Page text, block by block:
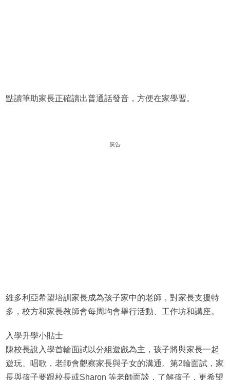
點讀筆助家長正確讀出普通話發音，方便在家學習。
廣告
維多利亞希望培訓家長成為孩子家中的老師，對家長支援特
多，校方和家長教師會每周均會舉行活動、工作坊和講座。
入學升學小貼士
陳校長說入學首輪面試以分組遊戲為主，孩子將與家長一起
遊玩、唱歌，老師會觀察家長與子女的溝通。第2輪面試，家
長與孩子要跟校長或Sharon 等老師面談，了解孩子，更希望